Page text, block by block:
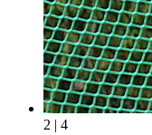
2 | 4